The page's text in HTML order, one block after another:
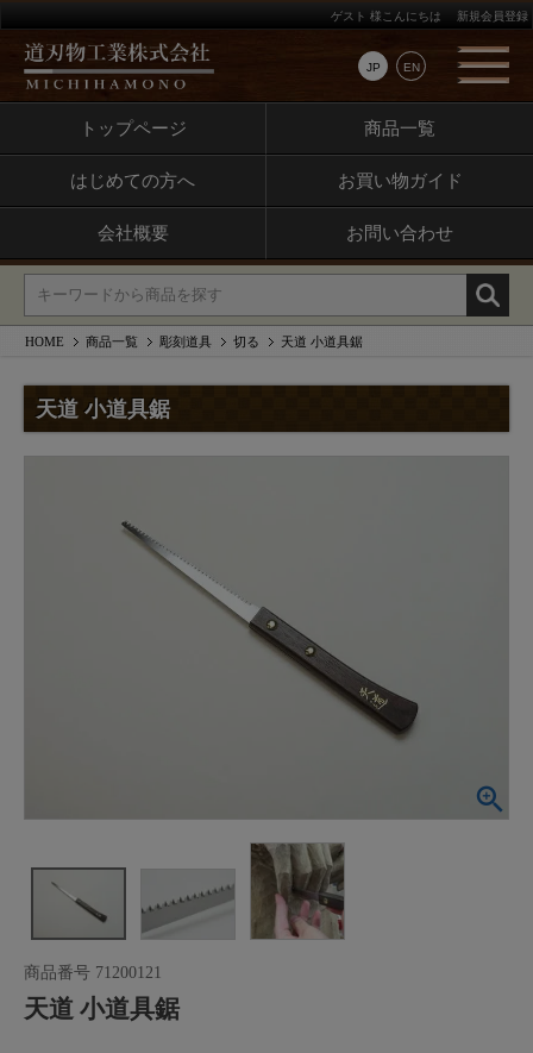
JP EN
ゲスト 様こんにちは 新規会員登録
トップページ 商品一覧
はじめての方へ お買い物ガイド
会社概要 お問い合わせ
HOME 商品一覧 彫刻道具 切る 天道 小道具鋸
天道 小道具鋸
商品番号 71200121
天道 小道具鋸